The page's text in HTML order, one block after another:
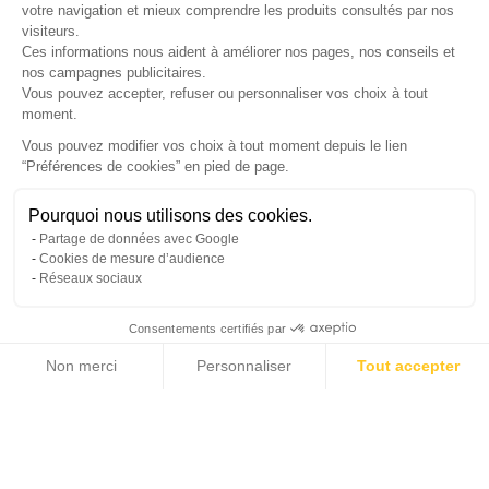
votre navigation et mieux comprendre les produits consultés par nos
visiteurs.
Ces informations nous aident à améliorer nos pages, nos conseils et
nos campagnes publicitaires.
Vous pouvez accepter, refuser ou personnaliser vos choix à tout
moment.
Vous pouvez modifier vos choix à tout moment depuis le lien
“Préférences de cookies” en pied de page.
Pourquoi nous utilisons des cookies.
Partage de données avec Google
Cookies de mesure d’audience
Réseaux sociaux
Consentements certifiés par
Non merci Personnaliser Tout accepter
Gérer mes cookies
LETTRE D'INFORMATIONS
© Copyright 2026 France Galerie. Tous droits reservés.
Cliquez-ici pour modifier vos préférences en matière de cookies